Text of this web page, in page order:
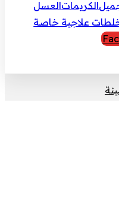
العسلالكريمات
علاجية خاصة